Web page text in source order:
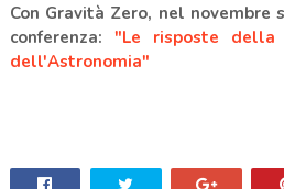
Con Gravità Zero, nel novembre
conferenza: "Le risposte della
dell'Astronomia"